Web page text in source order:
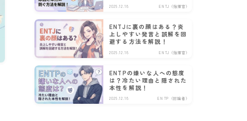
2025.12.18 ENTJ（指揮官）
ENTJに裏の顔はある？炎
上しやすい発言と誤解を回
避する方法を解説！
2025.12.18 ENTJ（指揮官）
ENTPの嫌いな人への態度
は？冷たい理由と隠された
本性を解説！
2025.12.18 ENTP（討論者）